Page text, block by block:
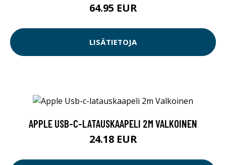
64.95 EUR
LISÄTIETOJA
APPLE USB-C-LATAUSKAAPELI 2M VALKOINEN
24.18 EUR